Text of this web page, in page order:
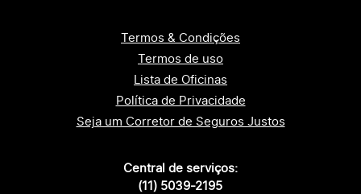
Termos & Condições
Termos de uso
Lista de Oficinas
Política de Privacidade
Seja um Corretor de Seguros Justos
Central de serviços:
(11) 5039-2195